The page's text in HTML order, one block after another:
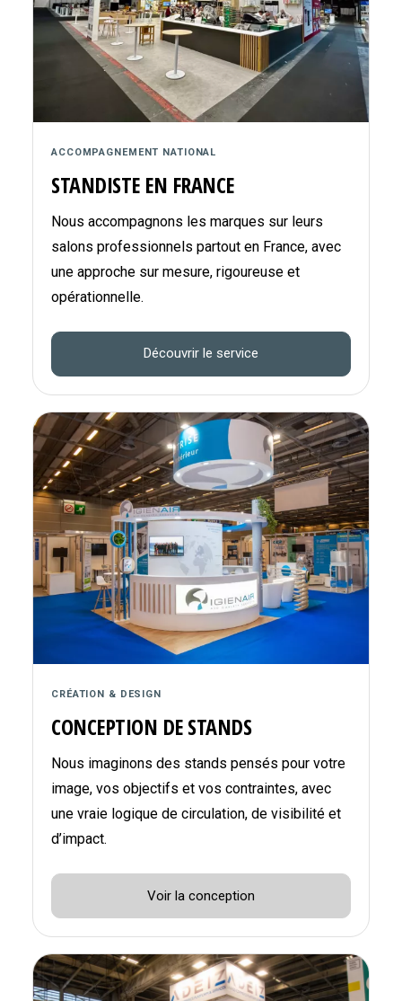
ACCOMPAGNEMENT NATIONAL
STANDISTE EN FRANCE
Nous accompagnons les marques sur leurs
salons professionnels partout en France, avec
une approche sur mesure, rigoureuse et
opérationnelle.
Découvrir le service
CRÉATION & DESIGN
CONCEPTION DE STANDS
Nous imaginons des stands pensés pour votre
image, vos objectifs et vos contraintes, avec
une vraie logique de circulation, de visibilité et
d’impact.
Voir la conception